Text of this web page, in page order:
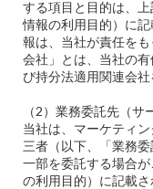
する項目と目的は、
情報の利用目的）に
報は、当社が責任を
会社」とは、当社の
び持分法適用関連会社
（2）業務委託先（サ
当社は、マーケティ
三者（以下、「業務
一部を委託する場合
の利用目的）に記載